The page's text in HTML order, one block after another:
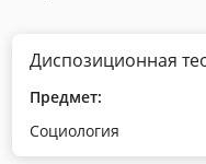
Диспозиционная
Предмет:
Социология